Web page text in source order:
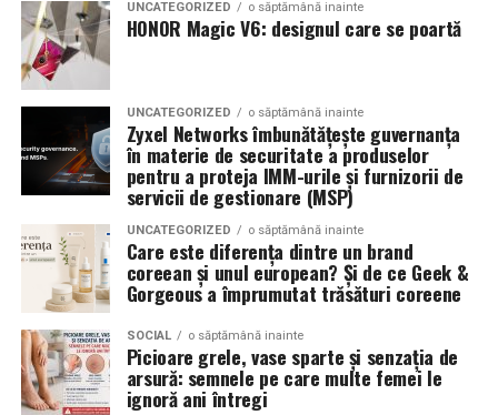
a transforma fiecare eveniment într-o amintire
deosebită pentru participanți.
proportiile, chiar daca restul masinii este bine realizat.
Anvelopele ca element vizual la show-uri auto
La evenimentele auto din Cluj, anvelopele nu sunt doar
componente functionale, ci si elemente vizuale. Publicul
si fotografii surprind adesea detalii precum modul in
care roata umple aripa, distanta fata de caroserie si
aspectul general al ansamblului roata-janta.
Anvelopele curate, cu dimensiuni corecte si uzura
uniforma, contribuie la imaginea profesionala a unei
masini de show. In multe cazuri, acestea completeaza
jantele si intaresc conceptul ales de proprietar, fie ca
vorbim despre un stil elegant, sportiv sau minimalist.
UNCATEGORIZED o săptămână inainte
HONOR Magic V6: designul care se poartă
UNCATEGORIZED o săptămână inainte
Zyxel Networks îmbunătățește guvernanța
în materie de securitate a produselor
pentru a proteja IMM-urile și furnizorii de
servicii de gestionare (MSP)
UNCATEGORIZED o săptămână inainte
Care este diferența dintre un brand
coreean și unul european? Și de ce Geek &
Gorgeous a împrumutat trăsături coreene
SOCIAL o săptămână inainte
Picioare grele, vase sparte și senzația de
arsură: semnele pe care multe femei le
ignoră ani întregi